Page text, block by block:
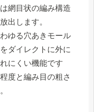
網目状の編み構造
出します。
ゆる穴あきモール
ダイレクトに外に
にくい機能です
度と編み目の粗さ